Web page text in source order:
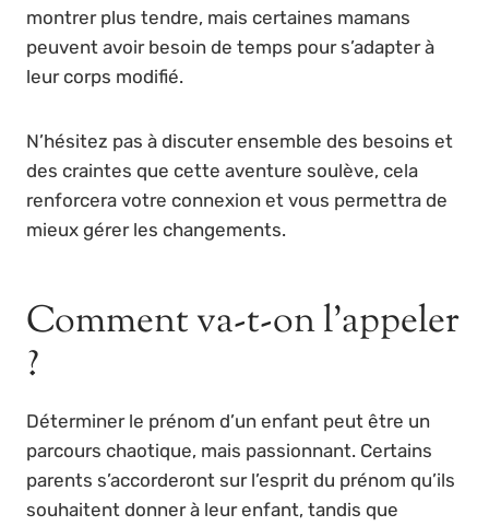
montrer plus tendre, mais certaines mamans
peuvent avoir besoin de temps pour s’adapter à
leur corps modifié.
N’hésitez pas à discuter ensemble des besoins et
des craintes que cette aventure soulève, cela
renforcera votre connexion et vous permettra de
mieux gérer les changements.
Comment va-t-on l’appeler
?
Déterminer le prénom d’un enfant peut être un
parcours chaotique, mais passionnant. Certains
parents s’accorderont sur l’esprit du prénom qu’ils
souhaitent donner à leur enfant, tandis que